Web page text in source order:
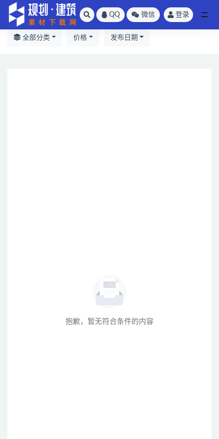
QQ 微信 登录
全部分类 价格 发布日期
抱歉，暂无符合条件的内容
全部